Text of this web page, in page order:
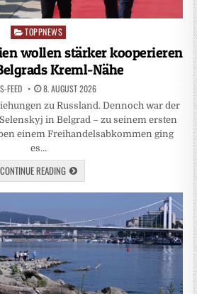
Posted
TOPPNEWS
wollen stärker kooperieren
Kreml-Nähe
FEED 8. AUGUST 2026
zu Russland. Dennoch war der
in Belgrad – zu seinem ersten
einem Freihandelsabkommen ging
es…
CONTINUE READING